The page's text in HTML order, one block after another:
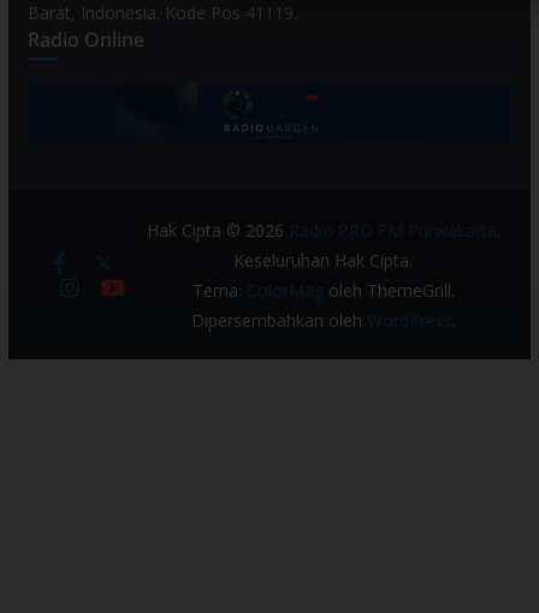
Barat, Indonesia. Kode Pos 41119.
Radio Online
Hak Cipta © 2026 Radio PRO FM Purwakarta.
Keseluruhan Hak Cipta.
Tema: ColorMagoleh ThemeGrill.
Dipersembahkan oleh WordPress .